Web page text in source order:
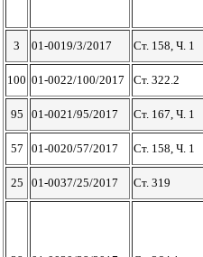
3 01-0019/3/2017 Ст. 158, Ч. 1
100 01-0022/100/2017 Ст. 322.2
95 01-0021/95/2017 Ст. 167, Ч. 1
57 01-0020/57/2017 Ст. 158, Ч. 1
25 01-0037/25/2017 Ст. 319